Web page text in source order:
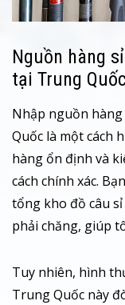
Nguồn hàng
tại Trung Quốc
Nhập nguồn
Quốc là một cách
hàng ổn định và
cách chính xác.
tổng kho đồ câu
phải chăng, giúp
Tuy nhiên, hình
Trung Quốc này